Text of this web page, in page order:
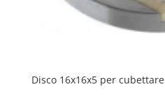
Disco 16x16x5 per cubettare